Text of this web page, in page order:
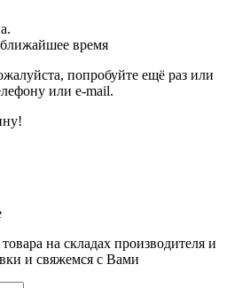
время
попробуйте ещё раз или
или e-mail.
на складах производителя и
и свяжемся с Вами